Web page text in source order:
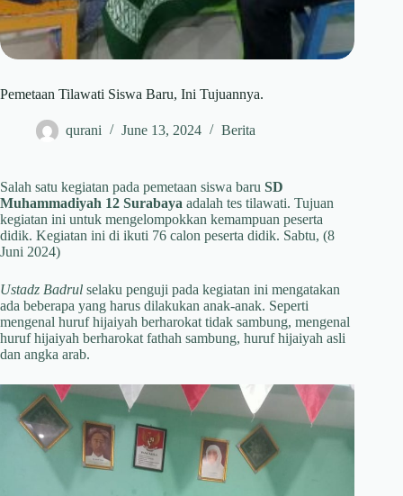
Pemetaan Tilawati Siswa Baru, Ini Tujuannya.
qurani June 13, 2024 Berita
Salah satu kegiatan pada pemetaan siswa baru SD
Muhammadiyah 12 Surabaya adalah tes tilawati. Tujuan
kegiatan ini untuk mengelompokkan kemampuan peserta
didik. Kegiatan ini di ikuti 76 calon peserta didik. Sabtu, (8
Juni 2024)
Ustadz Badrul selaku penguji pada kegiatan ini mengatakan
ada beberapa yang harus dilakukan anak-anak. Seperti
mengenal huruf hijaiyah berharokat tidak sambung, mengenal
huruf hijaiyah berharokat fathah sambung, huruf hijaiyah asli
dan angka arab.